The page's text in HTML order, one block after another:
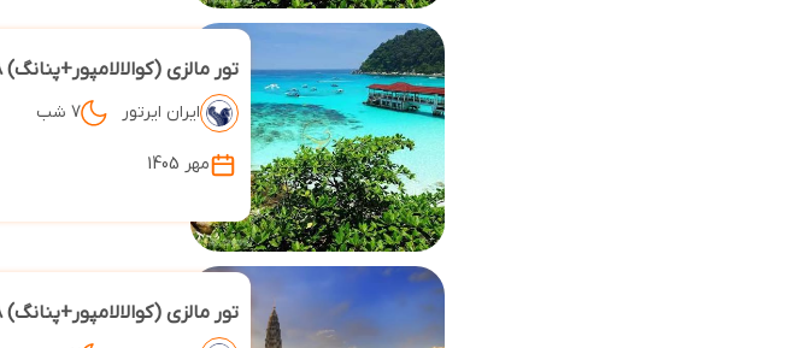
تور مالزی (کوالالامپور+پنانگ) 8 روز 18 مهر
ایران ایرتور 7 شب
مهر 1405
تور مالزی (کوالالامپور+پنانگ) 8 روز 4 مهر